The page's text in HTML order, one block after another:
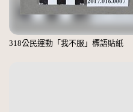
318公民運動「我不服」標語貼紙